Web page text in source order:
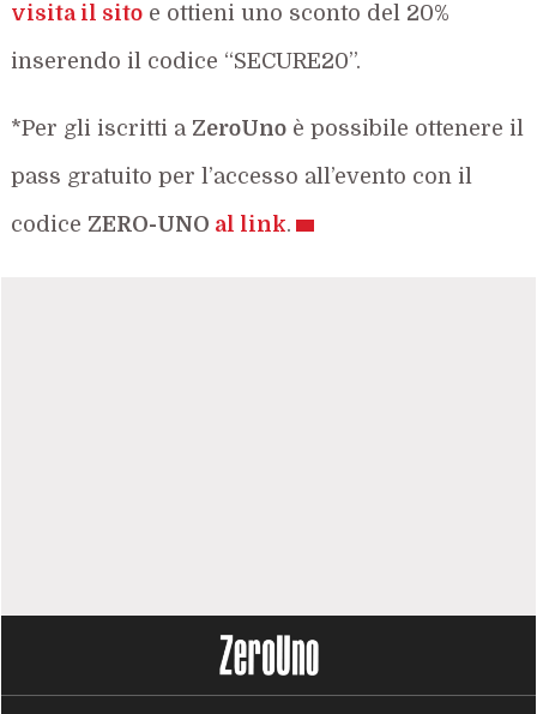
visita il sito e ottieni uno sconto del 20%
inserendo il codice “SECURE20”.
*Per gli iscritti a ZeroUno è possibile ottenere il
pass gratuito per l’accesso all’evento con il
codice ZERO-UNO al link.